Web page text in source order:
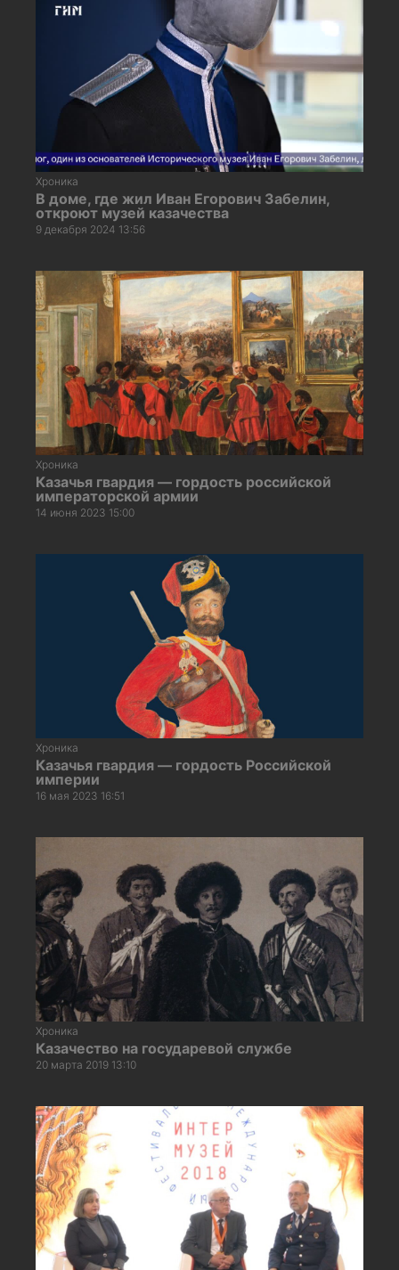
Хроника
В доме, где жил Иван Егорович Забелин,
откроют музей казачества
9 декабря 2024 13:56
Хроника
Казачья гвардия — гордость российской
императорской армии
14 июня 2023 15:00
Хроника
Казачья гвардия — гордость Российской
империи
16 мая 2023 16:51
Хроника
Казачество на государевой службе
20 марта 2019 13:10